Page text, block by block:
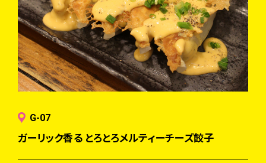
G-07
ガーリック香る とろとろメルティーチーズ餃子